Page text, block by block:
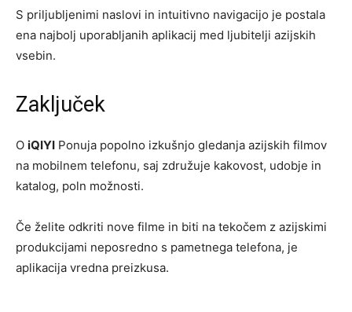
S priljubljenimi naslovi in intuitivno navigacijo je postala
ena najbolj uporabljanih aplikacij med ljubitelji azijskih
vsebin.
Zaključek
O iQIYI Ponuja popolno izkušnjo gledanja azijskih filmov
na mobilnem telefonu, saj združuje kakovost, udobje in
katalog, poln možnosti.
Če želite odkriti nove filme in biti na tekočem z azijskimi
produkcijami neposredno s pametnega telefona, je
aplikacija vredna preizkusa.